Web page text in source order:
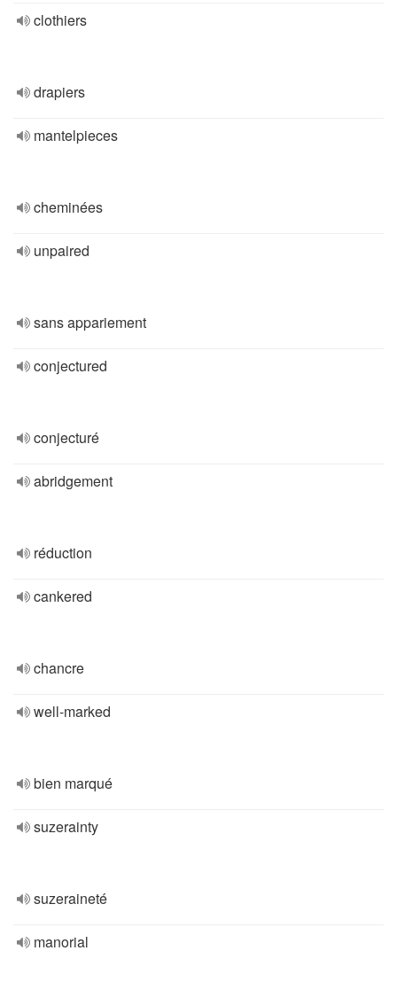
clothiers
drapiers
mantelpieces
cheminées
unpaired
sans appariement
conjectured
conjecturé
abridgement
réduction
cankered
chancre
well-marked
bien marqué
suzerainty
suzeraineté
manorial